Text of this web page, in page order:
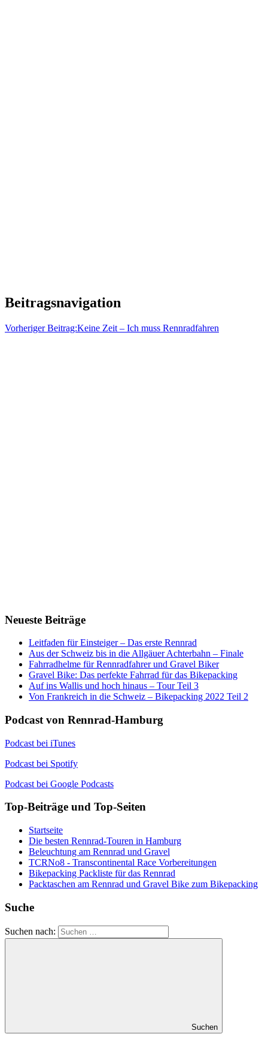
Beitragsnavigation
Vorheriger Beitrag:Keine Zeit – Ich muss Rennradfahren
Neueste Beiträge
Leitfaden für Einsteiger – Das erste Rennrad
Aus der Schweiz bis in die Allgäuer Achterbahn – Finale
Fahrradhelme für Rennradfahrer und Gravel Biker
Gravel Bike: Das perfekte Fahrrad für das Bikepacking
Auf ins Wallis und hoch hinaus – Tour Teil 3
Von Frankreich in die Schweiz – Bikepacking 2022 Teil 2
Podcast von Rennrad-Hamburg
Podcast bei iTunes
Podcast bei Spotify
Podcast bei Google Podcasts
Top-Beiträge und Top-Seiten
Startseite
Die besten Rennrad-Touren in Hamburg
Beleuchtung am Rennrad und Gravel
TCRNo8 - Transcontinental Race Vorbereitungen
Bikepacking Packliste für das Rennrad
Packtaschen am Rennrad und Gravel Bike zum Bikepacking
Suche
Suchen nach:
Suchen